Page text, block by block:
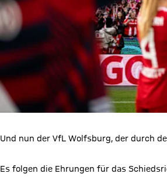
Und nun der VfL Wolfsburg, der durch
Es folgen die Ehrungen für das